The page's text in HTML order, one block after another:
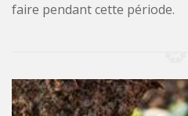
faire pendant cette période.